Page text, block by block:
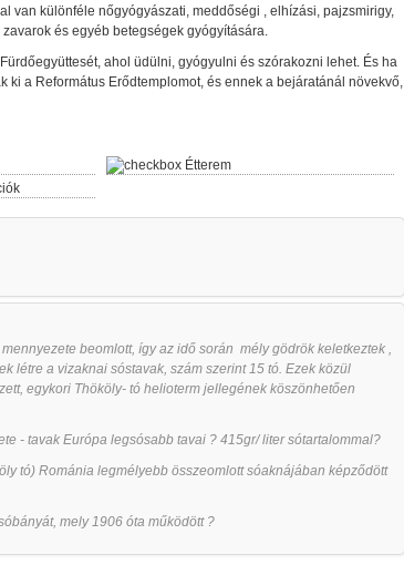
van különféle nőgyógyászati, meddőségi , elhízási, pajzsmirigy,
és egyéb betegségek gyógyítására.
ahol üdülni, gyógyulni és szórakozni lehet. És ha
ki a Református Erődtemplomot, és ennek a bejáratánál növekvő,
Étterem
beomlott, így az idő során mély gödrök keletkeztek ,
létre a vizaknai sóstavak, szám szerint 15 tó. Ezek közül
egykori Thököly- tó helioterm jellegének köszönhetően
- tavak Európa legsósabb tavai ? 415gr/ liter sótartalommal?
tó) Románia legmélyebb összeomlott sóaknájában képződött
mely 1906 óta működött ?